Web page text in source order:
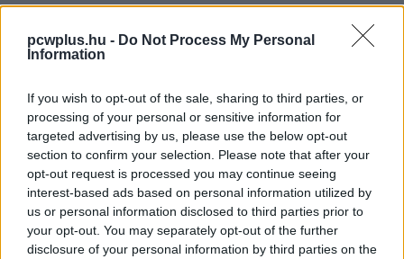
pcwplus.hu - Do Not Process My Personal
Information
If you wish to opt-out of the sale, sharing to third parties, or
processing of your personal or sensitive information for
targeted advertising by us, please use the below opt-out
section to confirm your selection. Please note that after your
opt-out request is processed you may continue seeing
interest-based ads based on personal information utilized by
us or personal information disclosed to third parties prior to
your opt-out. You may separately opt-out of the further
disclosure of your personal information by third parties on the
emojik
Három hónap börtön jár egyetlen
emojiért
Közösség | 2016.04.03 08:01
Emojihasználatért állítja elő a
rendőrség a tiniket
Közösség | 2016.03.01 13:01